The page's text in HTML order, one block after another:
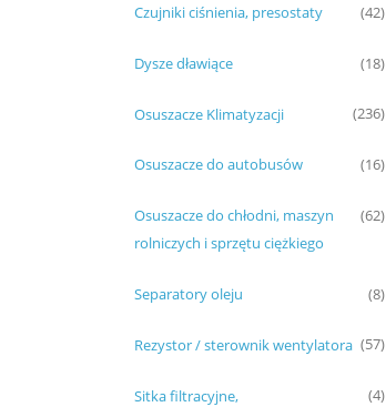
Czujniki ciśnienia, presostaty (42)
Dysze dławiące (18)
Osuszacze Klimatyzacji (236)
Osuszacze do autobusów (16)
Osuszacze do chłodni, maszyn
rolniczych i sprzętu ciężkiego
(62)
Separatory oleju (8)
Rezystor / sterownik wentylatora (57)
Sitka filtracyjne,
(4)